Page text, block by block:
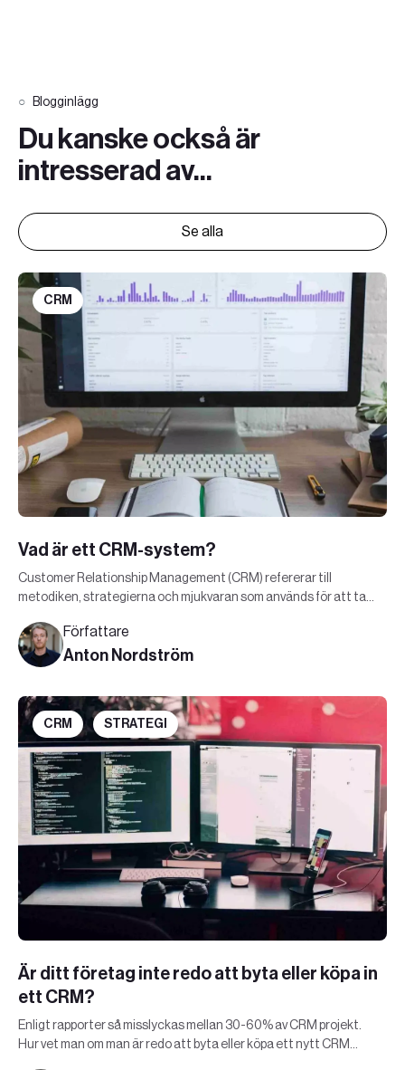
Blogginlägg
Du kanske också är
intresserad av...
Se alla
CRM
Vad är ett CRM-system?
Customer Relationship Management (CRM) refererar till
metodiken, strategierna och mjukvaran som används för att ta
Författare
Anton Nordström
CRM STRATEGI
Är ditt företag inte redo att byta eller köpa in
ett CRM?
Enligt rapporter så misslyckas mellan 30-60% av CRM projekt.
Hur vet man om man är redo att byta eller köpa ett nytt CRM